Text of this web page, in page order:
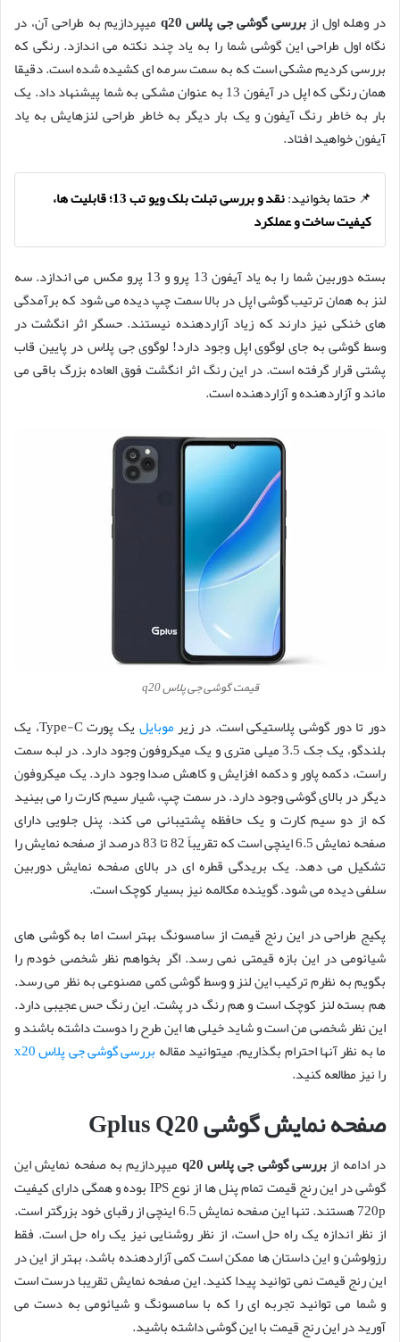
در وهله اول ازبررسی گوشی جی پلاس q20
میپردازیم به طراحی آن، در
نگاه اول طراحی این گوشی شما را به یاد چند نکته می اندازد. رنگی که
بررسی کردیم مشکی است که به سمت سرمه ای کشیده شده است. دقیقا
همان رنگی که اپل در آیفون 13 به عنوان مشکی به شما پیشنهاد داد. یک
بار به خاطر رنگ آیفون و یک بار دیگر به خاطر طراحی لنزهایش به یاد
آیفون خواهید افتاد.
📌 حتما بخوانید:
نقد و بررسی تبلت بلک ویو تب 13؛ قابلیت ها،
کیفیت ساخت و عملکرد
بسته دوربین شما را به یاد آیفون 13 پرو و 13 پرو مکس می اندازد. سه
لنز به همان ترتیب گوشی اپل در بالا سمت چپ دیده می شود که برآمدگی
های خنکی نیز دارند که زیاد آزاردهنده نیستند. حسگر اثر انگشت در
وسط گوشی به جای لوگوی اپل وجود دارد! لوگوی جی پلاس در پایین قاب
پشتی قرار گرفته است. در این رنگ اثر انگشت فوق العاده بزرگ باقی می
ماند و آزاردهنده و آزاردهنده است.
قیمت گوشی جی پلاس q20
دور تا دور گوشی پلاستیکی است. در زیرموبایل
یک پورت Type-C، یک
بلندگو، یک جک 3.5 میلی متری و یک میکروفون وجود دارد. در لبه سمت
راست، دکمه پاور و دکمه افزایش و کاهش صدا وجود دارد. یک میکروفون
دیگر در بالای گوشی وجود دارد. در سمت چپ، شیار سیم کارت را می بینید
که از دو سیم کارت و یک حافظه پشتیبانی می کند. پنل جلویی دارای
صفحه نمایش 6.5 اینچی است که تقریباً 82 تا 83 درصد از صفحه نمایش را
تشکیل می دهد. یک بریدگی قطره ای در بالای صفحه نمایش دوربین
سلفی دیده می شود. گوینده مکالمه نیز بسیار کوچک است.
پکیج طراحی در این رنج قیمت از سامسونگ بهتر است اما به گوشی های
شیائومی در این بازه قیمتی نمی رسد. اگر بخواهم نظر شخصی خودم را
بگویم به نظرم ترکیب این لنز و وسط گوشی کمی مصنوعی به نظر می رسد.
هم بسته لنز کوچک است و هم رنگ در پشت. این رنگ حس عجیبی دارد.
این نظر شخصی من است و شاید خیلی ها این طرح را دوست داشته باشند و
ما به نظر آنها احترام بگذاریم. میتوانید مقاله بررسی گوشی جی پلاس x20
را نیز مطالعه کنید.
صفحه نمایش گوشی Gplus Q20
در ادامه ازبررسی گوشی جی پلاس q20
میپردازیم به صفحه نمایش این
گوشی در این رنج قیمت تمام پنل ها از نوع IPS بوده و همگی دارای کیفیت
720p هستند. تنها این صفحه نمایش 6.5 اینچی از رقبای خود بزرگتر است.
از نظر اندازه یک راه حل است، از نظر روشنایی نیز یک راه حل است. فقط
رزولوشن و این داستان ها ممکن است کمی آزاردهنده باشد، بهتر از این در
این رنج قیمت نمی توانید پیدا کنید. این صفحه نمایش تقریبا درست است
و شما می توانید تجربه ای را که با سامسونگ و شیائومی به دست می
آورید در این رنج قیمت با این گوشی داشته باشید.